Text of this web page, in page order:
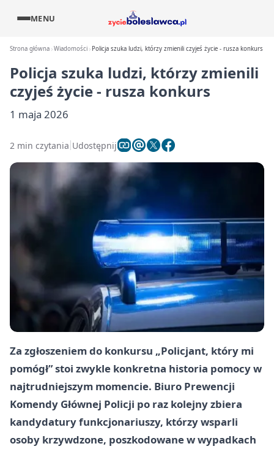
MENU
Strona główna Wiadomości Policja szuka ludzi, którzy zmienili czyjeś życie - rusza konkurs
Policja szuka ludzi, którzy zmienili
czyjeś życie - rusza konkurs
1 maja 2026
2 min czytania Udostępnij
Za zgłoszeniem do konkursu „Policjant, który mi
pomógł” stoi zwykle konkretna historia pomocy w
najtrudniejszym momencie. Biuro Prewencji
Komendy Głównej Policji po raz kolejny zbiera
kandydatury funkcjonariuszy, którzy wsparli
osoby krzywdzone, poszkodowane w wypadkach